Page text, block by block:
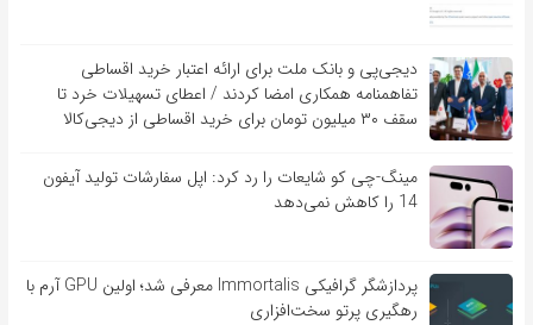
دیجی‌پی و بانک ملت برای ارائه اعتبار خرید اقساطی
تفاهم‎نامه همکاری امضا کردند / اعطای تسهیلات خرد تا
سقف ۳۰ میلیون تومان برای خرید اقساطی از دیجی‌کالا
مینگ-چی کو شایعات را رد کرد: اپل سفارشات تولید آیفون
14 را کاهش نمی‌دهد
پردازشگر گرافیکی Immortalis معرفی شد؛ اولین GPU آرم با
رهگیری پرتو سخت‌افزاری